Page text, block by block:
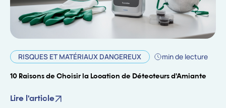
RISQUES ET MATÉRIAUX DANGEREUX min de lecture
10 Raisons de Choisir la Location de Détecteurs d'Amiante
Lire l'article